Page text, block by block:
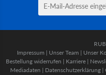
Impressum | Unser Team | Unser
Bestellung widerrufen | Karriere |
Mediadaten | Datenschutzerklärung |